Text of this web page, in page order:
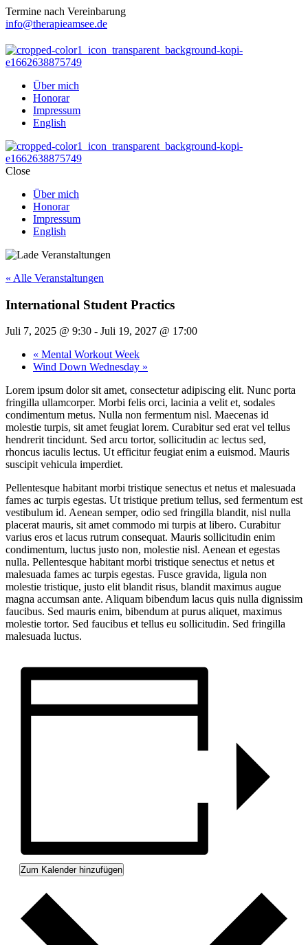
Termine nach Vereinbarung
info@therapieamsee.de
Über mich
Honorar
Impressum
English
Close
Über mich
Honorar
Impressum
English
« Alle Veranstaltungen
International Student Practics
Juli 7, 2025 @ 9:30 - Juli 19, 2027 @ 17:00
« Mental Workout Week
Wind Down Wednesday »
Lorem ipsum dolor sit amet, consectetur adipiscing elit. Nunc porta
fringilla ullamcorper. Morbi felis orci, lacinia a velit et, sodales
condimentum metus. Nulla non fermentum nisl. Maecenas id
molestie turpis, sit amet feugiat lorem. Curabitur sed erat vel tellus
hendrerit tincidunt. Sed arcu tortor, sollicitudin ac lectus sed,
rhoncus iaculis lectus. Ut efficitur feugiat enim a euismod. Mauris
suscipit vehicula imperdiet.
Pellentesque habitant morbi tristique senectus et netus et malesuada
fames ac turpis egestas. Ut tristique pretium tellus, sed fermentum est
vestibulum id. Aenean semper, odio sed fringilla blandit, nisl nulla
placerat mauris, sit amet commodo mi turpis at libero. Curabitur
varius eros et lacus rutrum consequat. Mauris sollicitudin enim
condimentum, luctus justo non, molestie nisl. Aenean et egestas
nulla. Pellentesque habitant morbi tristique senectus et netus et
malesuada fames ac turpis egestas. Fusce gravida, ligula non
molestie tristique, justo elit blandit risus, blandit maximus augue
magna accumsan ante. Aliquam bibendum lacus quis nulla dignissim
faucibus. Sed mauris enim, bibendum at purus aliquet, maximus
molestie tortor. Sed faucibus et tellus eu sollicitudin. Sed fringilla
malesuada luctus.
Zum Kalender hinzufügen